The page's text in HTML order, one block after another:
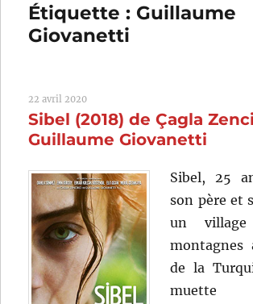
Étiquette : Guillaume
Giovanetti
22 avril 2020
Sibel (2018) de Çagla
Guillaume Giovanetti
Sibel, 25
son père et
un
montagnes
de la